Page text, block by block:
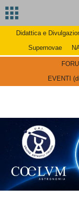
Didattica e
Supernovae
EVENTI